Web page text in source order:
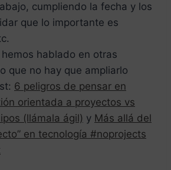
cumpliendo la fecha y los
que lo importante es
hablado en otras
que no hay que ampliarlo
6 peligros de pensar en
orientada a proyectos vs
(llámala ágil) y Más allá del
en tecnología #noprojects